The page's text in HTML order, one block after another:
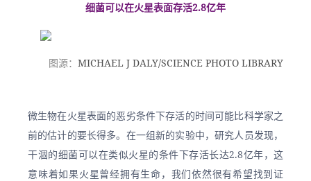
细菌可以在火星表面存活2.8亿年
图源： MICHAEL J DALY/SCIENCE PHOTO LIBRARY
微生物在火星表面的恶劣条件下存活的时间可能比科学家之
前的估计的要长得多。在一组新的实验中，研究人员发现，
干涸的细菌可以在类似火星的条件下存活长达2.8亿年，这
意味着如果火星曾经拥有生命，我们依然很有希望找到证